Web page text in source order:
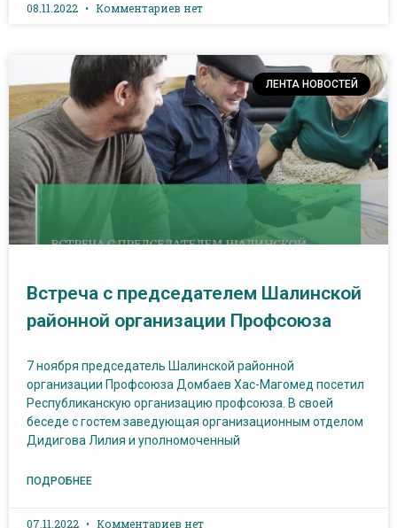
08.11.2022 Комментариев нет
ЛЕНТА НОВОСТЕЙ
Встреча с председателем Шалинской
районной организации Профсоюза
7 ноября председатель Шалинской районной
организации Профсоюза Домбаев Хас-Магомед посетил
Республиканскую организацию профсоюза. В своей
беседе с гостем заведующая организационным отделом
Дидигова Лилия и уполномоченный
ПОДРОБНЕЕ
07.11.2022 Комментариев нет